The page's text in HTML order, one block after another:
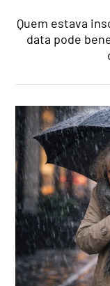
Quem estava
data pode